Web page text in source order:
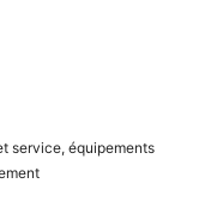
service, équipements